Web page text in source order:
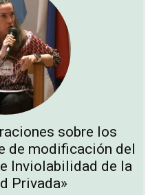
sobre los
de modificación del
Inviolabilidad de la
Privada»